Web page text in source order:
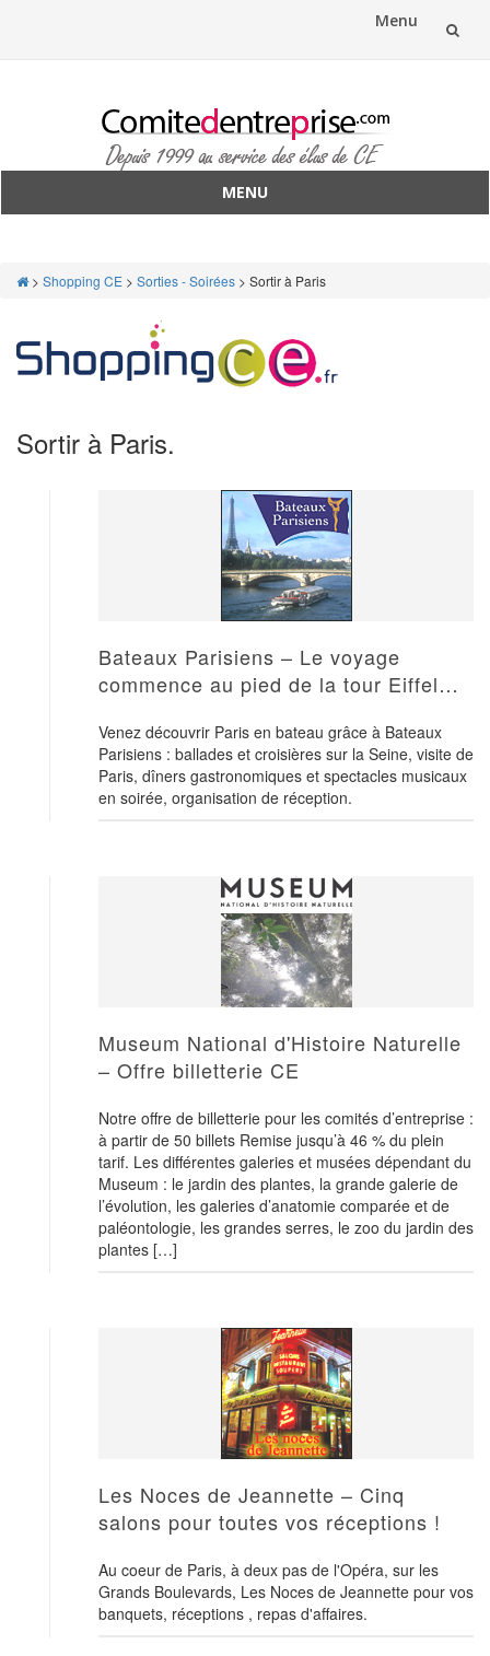
Menu
MENU
> Shopping CE > Sorties - Soirées > Sortir à Paris
Sortir à Paris.
Bateaux Parisiens – Le voyage
commence au pied de la tour Eiffel…
Venez découvrir Paris en bateau grâce à Bateaux
Parisiens : ballades et croisières sur la Seine, visite de
Paris, dîners gastronomiques et spectacles musicaux
en soirée, organisation de réception.
Museum National d'Histoire Naturelle
– Offre billetterie CE
Notre offre de billetterie pour les comités d’entreprise :
à partir de 50 billets Remise jusqu’à 46 % du plein
tarif. Les différentes galeries et musées dépendant du
Museum : le jardin des plantes, la grande galerie de
l’évolution, les galeries d’anatomie comparée et de
paléontologie, les grandes serres, le zoo du jardin des
plantes […]
Les Noces de Jeannette – Cinq
salons pour toutes vos réceptions !
Au coeur de Paris, à deux pas de l'Opéra, sur les
Grands Boulevards, Les Noces de Jeannette pour vos
banquets, réceptions , repas d'affaires.